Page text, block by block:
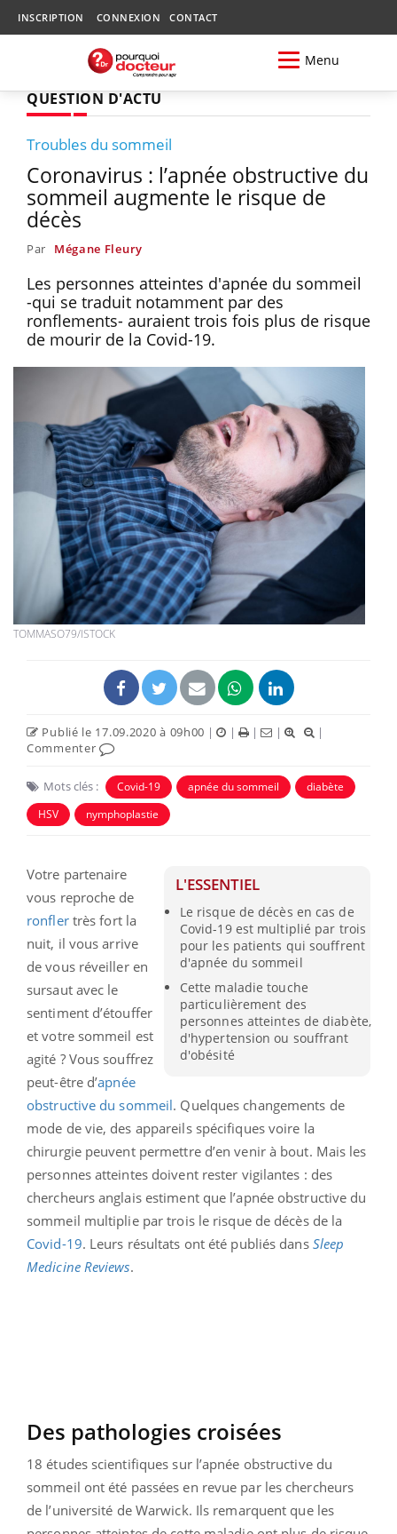
INSCRIPTION CONNEXION CONTACT
Menu
QUESTION D'ACTU
Troubles du sommeil
Coronavirus : l’apnée obstructive du
sommeil augmente le risque de
décès
Par Mégane Fleury
Les personnes atteintes d'apnée du sommeil
-qui se traduit notamment par des
ronflements- auraient trois fois plus de risque
de mourir de la Covid-19.
TOMMASO79/ISTOCK
Publié le 17.09.2020 à 09h00 | | | |
|
Commenter
Mots clés : Covid-19 apnée du sommeil
diabète
HSV
nymphoplastie
L'ESSENTIEL
Le risque de décès en cas de
Covid-19 est multiplié par trois
pour les patients qui souffrent
d'apnée du sommeil
Cette maladie touche
particulièrement des
personnes atteintes de diabète,
d'hypertension ou souffrant
d'obésité
Votre partenaire
vous reproche de
ronflertrès fort la
nuit, il vous arrive
de vous réveiller en
sursaut avec le
sentiment d’étouffer
et votre sommeil est
agité ? Vous souffrez
peut-être d’apnée
obstructive du sommeil. Quelques changements de
mode de vie, des appareils spécifiques voire la
chirurgie peuvent permettre d’en venir à bout. Mais les
personnes atteintes doivent rester vigilantes : des
chercheurs anglais estiment que l’apnée obstructive du
sommeil multiplie par trois le risque de décès de la
Covid-19. Leurs résultats ont été publiés dans Sleep
Medicine Reviews.
Des pathologies croisées
18 études scientifiques sur l’apnée obstructive du
sommeil ont été passées en revue par les chercheurs
de l’université de Warwick. Ils remarquent que les